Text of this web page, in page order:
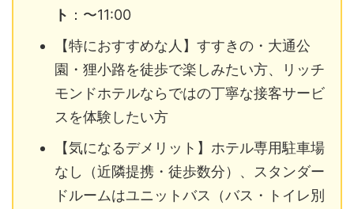
ト ：〜11:00
【特におすすめな人】すすきの・大通公
園・狸小路を徒歩で楽しみたい方、リッチ
モンドホテルならではの丁寧な接客サービ
スを体験したい方
【気になるデメリット】ホテル専用駐車場
なし（近隣提携・徒歩数分）、スタンダー
ドルームはユニットバス（バス・トイレ別